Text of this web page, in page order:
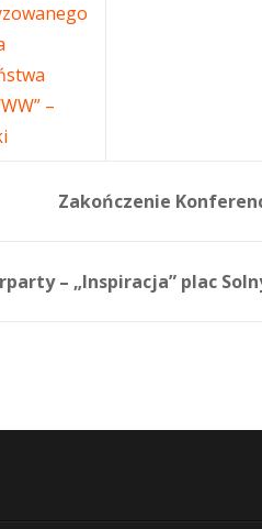
–
Zakończenie
– „Inspiracja” plac